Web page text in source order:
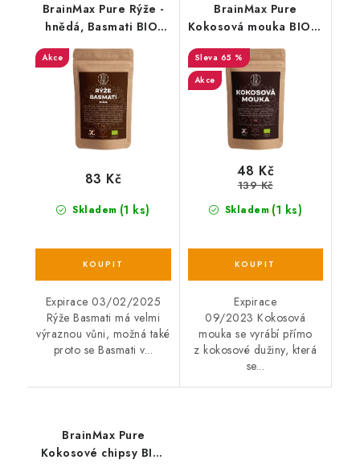
BrainMax Pure Rýže -
hnědá, Basmati BIO,
1kg
Akce
Skladem (1 ks)
83 Kč
Expirace 03/02/2025
Rýže Basmati má velmi
výraznou vůni, možná také
proto se Basmati v...
BrainMax Pure
Kokosová mouka BIO, 1
kg EXP
65 %
Akce
Skladem (1 ks)
48 Kč
139 Kč
Expirace
09/2023 Kokosová
mouka se vyrábí přímo
z kokosové dužiny, která
se...
BrainMax Pure
Kokosové chipsy BIO,